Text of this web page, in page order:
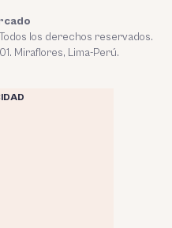
los derechos reservados.
Miraflores, Lima-Perú.